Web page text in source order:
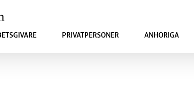
PRIVATPERSONER ANHÖRIGA